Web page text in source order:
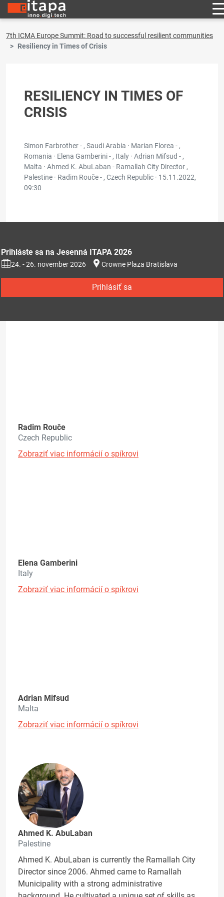
7th ICMA Europe Summit: Road to successful resilient communities
Resiliency in Times of Crisis
RESILIENCY IN TIMES OF
CRISIS
Simon Farbrother - , Saudi Arabia · Marian Florea - ,
Romania · Elena Gamberini - , Italy · Adrian Mifsud - ,
Malta · Ahmed K. AbuLaban - Ramallah City Director ,
Palestine · Radim Rouče - , Czech Republic · 15.11.2022,
09:30
Prihláste sa na Jesenná ITAPA 2026
24. - 26. november 2026 Crowne Plaza Bratislava
Prihlásiť sa
Radim Rouče
Czech Republic
Zobraziť viac informácií o spíkrovi
Elena Gamberini
Italy
Zobraziť viac informácií o spíkrovi
Adrian Mifsud
Malta
Zobraziť viac informácií o spíkrovi
Ahmed K. AbuLaban
Palestine
Ahmed K. AbuLaban is currently the Ramallah City
Director since 2006. Ahmed came to Ramallah
Municipality with a strong administrative